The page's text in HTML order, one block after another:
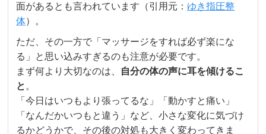
面があるとも言われています（引用元： ゆき指圧整
体）。
ただ、その一方で「マッサージをすれば必ず楽にな
る」と思い込みすぎるのも注意が必要です。
まず何より大切なのは、
自分の体の声に耳を傾けるこ
と 。
「今日はいつもより張ってるな」「動かすと痛い」
「なんだかいつもと違う」など、小さな変化に気づけ
るかどうかで、その後の対処も大きく変わってきま